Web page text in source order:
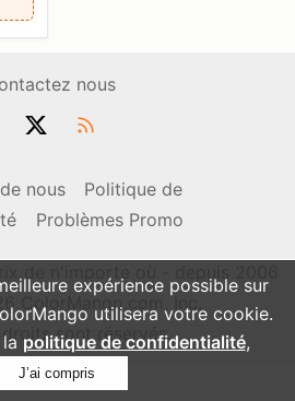
expérience possible sur
utilisera votre cookie.
politique de confidentialité,
J’ai compris
nous
nous
Politique de
Problèmes Promo
ColorMango.com, Inc.
droits sont réservés.